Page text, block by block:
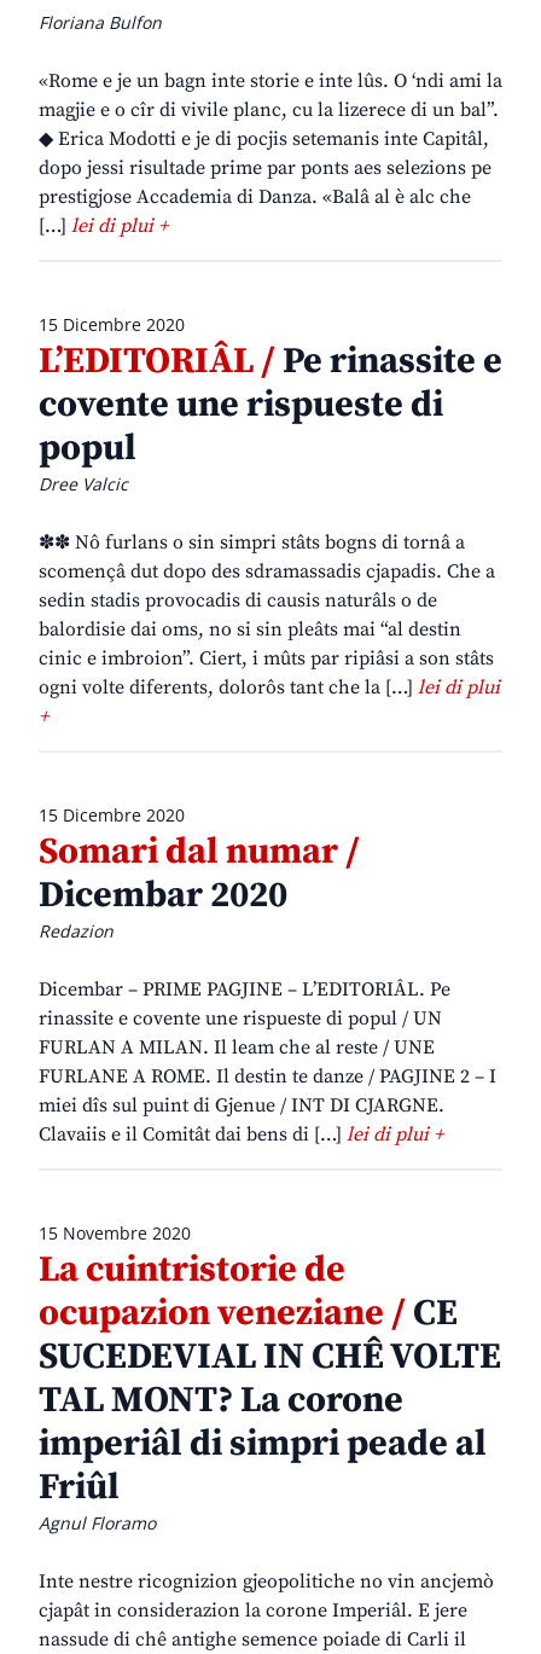
Floriana Bulfon
«Rome e je un bagn inte storie e inte lûs. O ‘ndi ami la
magjie e o cîr di vivile planc, cu la lizerece di un bal”.
◆ Erica Modotti e je di pocjis setemanis inte Capitâl,
dopo jessi risultade prime par ponts aes selezions pe
prestigjose Accademia di Danza. «Balâ al è alc che
[…] lei di plui +
15 Dicembre 2020
L’EDITORIÂL /Pe rinassite e
covente une rispueste di
popul
Dree Valcic
✽✽ Nô furlans o sin simpri stâts bogns di tornâ a
scomençâ dut dopo des sdramassadis cjapadis. Che a
sedin stadis provocadis di causis naturâls o de
balordisie dai oms, no si sin pleâts mai “al destin
cinic e imbroion”. Ciert, i mûts par ripiâsi a son stâts
ogni volte diferents, dolorôs tant che la […] lei di plui
+
15 Dicembre 2020
Somari dal numar /
Dicembar 2020
Redazion
Dicembar – PRIME PAGJINE – L’EDITORIÂL. Pe
rinassite e covente une rispueste di popul / UN
FURLAN A MILAN. Il leam che al reste / UNE
FURLANE A ROME. Il destin te danze / PAGJINE 2 – I
miei dîs sul puint di Gjenue / INT DI CJARGNE.
Clavaiis e il Comitât dai bens di […] lei di plui +
15 Novembre 2020
La cuintristorie de
ocupazion veneziane /CE
SUCEDEVIAL IN CHÊ VOLTE
TAL MONT? La corone
imperiâl di simpri peade al
Friûl
Agnul Floramo
Inte nestre ricognizion gjeopolitiche no vin ancjemò
cjapât in considerazion la corone Imperiâl. E jere
nassude di chê antighe semence poiade di Carli il